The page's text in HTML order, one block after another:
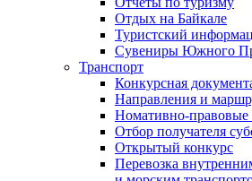
Отдых на Байкале
Туристский
Сувениры Южного
Транспорт
Конкурсная
Направления и
Номативно-правовые
Отбор получателя
Открытый конкурс
Перевозка